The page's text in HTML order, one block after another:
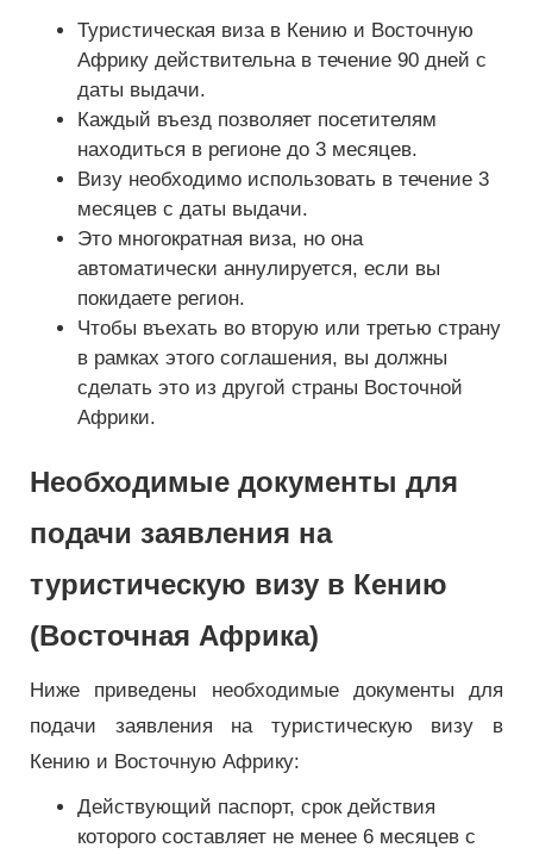
Туристическая виза в Кению и Восточную
Африку действительна в течение 90 дней с
даты выдачи.
Каждый въезд позволяет посетителям
находиться в регионе до 3 месяцев.
Визу необходимо использовать в течение 3
месяцев с даты выдачи.
Это многократная виза, но она
автоматически аннулируется, если вы
покидаете регион.
Чтобы въехать во вторую или третью страну
в рамках этого соглашения, вы должны
сделать это из другой страны Восточной
Африки.
Необходимые документы для
подачи заявления на
туристическую визу в Кению
(Восточная Африка)
Ниже приведены необходимые документы для
подачи заявления на туристическую визу в
Кению и Восточную Африку:
Действующий паспорт, срок действия
которого составляет не менее 6 месяцев с